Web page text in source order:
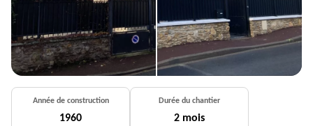
Année de construction
1960
Durée du chantier
2 mois